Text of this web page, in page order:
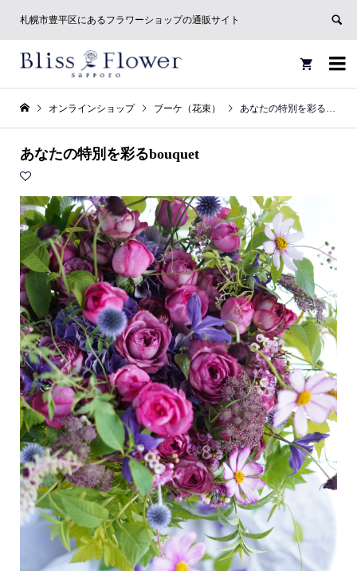
札幌市豊平区にあるフラワーショップの通販サイト


オンラインショップ ブーケ（花束） あなたの特別を彩るbouquet
あなたの特別を彩るbouquet